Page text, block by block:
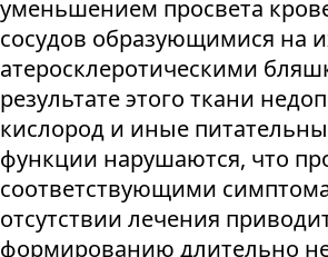
уменьшением просвета
сосудов образующимися на
атеросклеротическими
результате этого ткани
кислород и иные
функции нарушаются, что
соответствующими
отсутствии лечения
формированию длительно